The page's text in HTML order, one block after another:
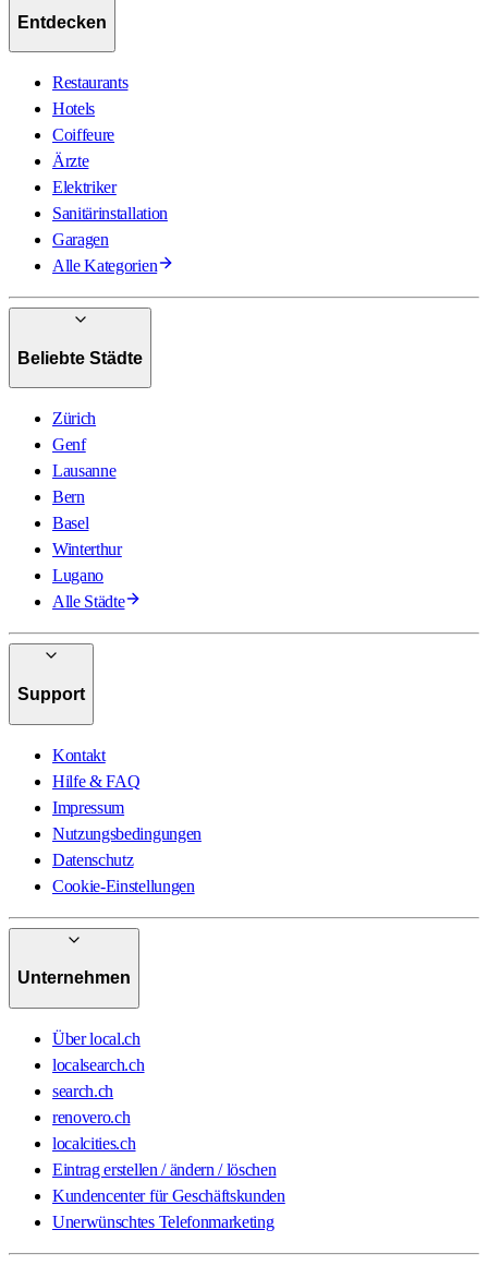
Entdecken
Restaurants
Hotels
Coiffeure
Ärzte
Elektriker
Sanitärinstallation
Garagen
Alle Kategorien
Beliebte Städte
Zürich
Genf
Lausanne
Bern
Basel
Winterthur
Lugano
Alle Städte
Support
Kontakt
Hilfe & FAQ
Impressum
Nutzungsbedingungen
Datenschutz
Cookie-Einstellungen
Unternehmen
Über local.ch
localsearch.ch
search.ch
renovero.ch
localcities.ch
Eintrag erstellen / ändern / löschen
Kundencenter für Geschäftskunden
Unerwünschtes Telefonmarketing